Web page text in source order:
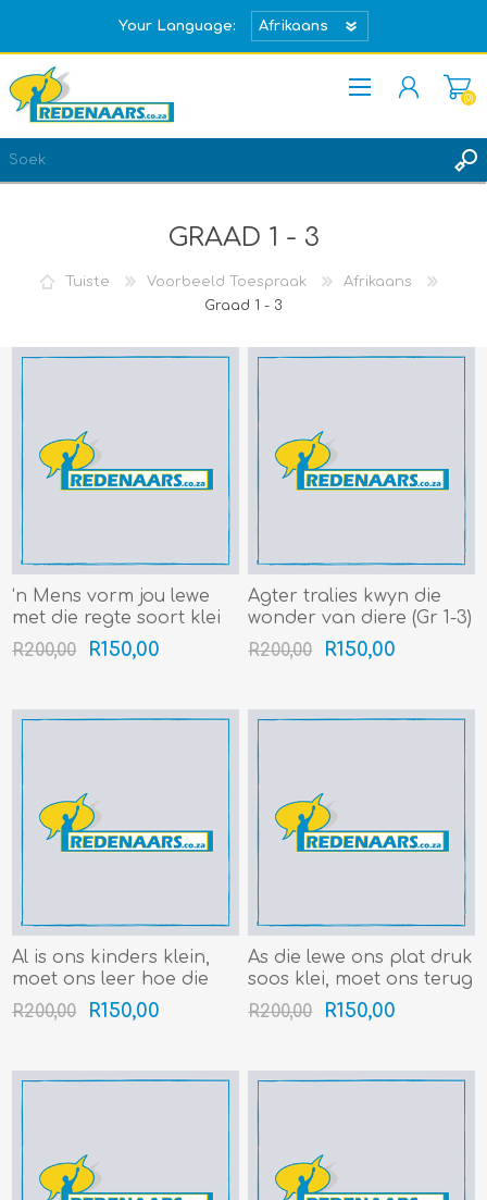
Your Language:
REGISTREER
(0)
GRAAD 1 - 3
Tuiste Voorbeeld Toespraak
Afrikaans
Graad 1 - 3
‘n Mens vorm jou lewe
met die regte soort klei
(Gr 1-3) (3-3.5min)
R200,00 R150,00
Agter tralies kwyn die
wonder van diere (Gr 1-3)
(4min+)
R200,00 R150,00
Al is ons kinders klein,
moet ons leer hoe die
lewe werk (Gr 1-3) (3-
3.5min)
R200,00 R150,00
As die lewe ons plat druk
soos klei, moet ons terug
druk (Gr 1-3) (3-3.5min)
R200,00 R150,00